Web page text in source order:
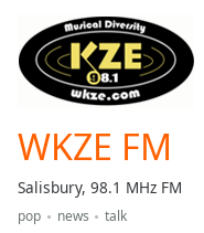
Skip
Forward
Mute
Current
Loaded:
0.00%
WKZE FM
Salisbury, 98.1 MHz FM
pop news
talk